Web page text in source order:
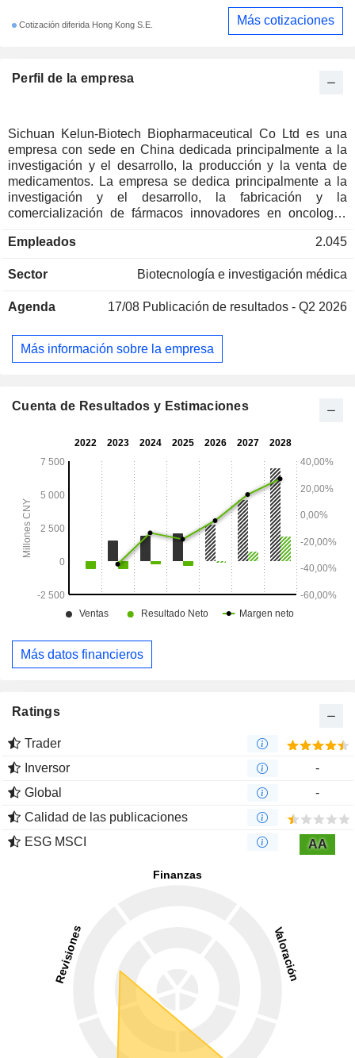
Perfil de la empresa
Sichuan Kelun-Biotech Biopharmaceutical Co Ltd es una
empresa con sede en China dedicada principalmente a la
investigación y el desarrollo, la producción y la venta de
medicamentos. La empresa se dedica principalmente a la
investigación y el desarrollo, la fabricación y la
comercialización de fármacos innovadores en oncología,
empresa son conjugados de anticuerpos y fármacos (ADC)
empresa se utilizan principalmente para el tratamiento del
cáncer gastrointestinal y otras enfermedades.
Empleados 2.045
Sector Biotecnología e investigación médica
Agenda 17/08 Publicación de resultados - Q2 2026
Más información sobre la empresa
Cotización diferida Hong Kong S.E. Más cotizaciones
Cuenta de Resultados y Estimaciones
Más datos financieros
Ratings
Trader
Inversor
-
Global
-
Calidad de las publicaciones
ESG MSCI
AA